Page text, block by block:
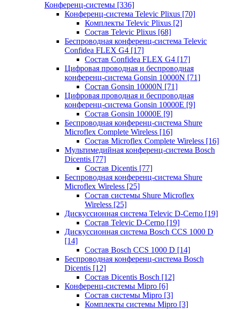
Конференц-системы [336]
Конференц-система Televic Plixus [70]
Комплекты Televic Plixus [2]
Состав Televic Plixus [68]
Беспроводная конференц-система Televic
Confidea FLEX G4 [17]
Состав Confidea FLEX G4 [17]
Цифровая проводная и беспроводная
конференц-система Gonsin 10000N [71]
Состав Gonsin 10000N [71]
Цифровая проводная и беспроводная
конференц-система Gonsin 10000E [9]
Состав Gonsin 10000E [9]
Беспроводная конференц-система Shure
Microflex Complete Wireless [16]
Состав Microflex Complete Wireless [16]
Мультимедийная конференц-система Bosch
Dicentis [77]
Состав Dicentis [77]
Беспроводная конференц-система Shure
Microflex Wireless [25]
Состав системы Shure Microflex
Wireless [25]
Дискуссионная система Televic D-Cerno [19]
Состав Televic D-Cerno [19]
Дискуссионная система Bosch CCS 1000 D
[14]
Состав Bosch CCS 1000 D [14]
Беспроводная конференц-система Bosch
Dicentis [12]
Состав Dicentis Bosch [12]
Конференц-системы Mipro [6]
Состав системы Mipro [3]
Комплекты системы Mipro [3]